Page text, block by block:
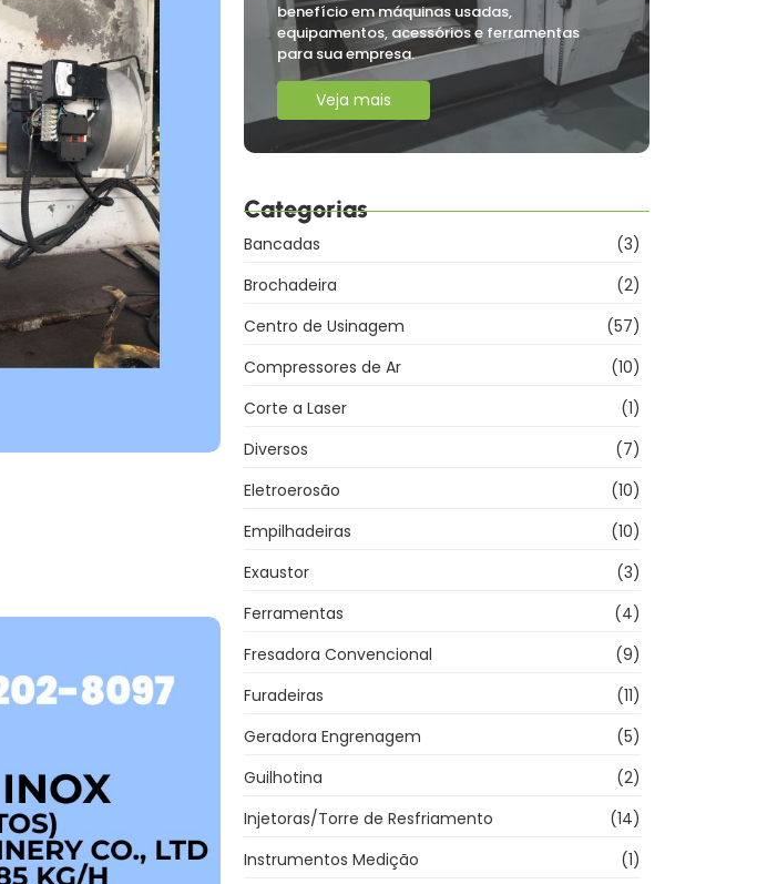
benefício em máquinas usadas,
equipamentos, acessórios e ferramentas
para sua empresa.
Veja mais
Categorias
Bancadas
(3)
Brochadeira
(2)
Centro de Usinagem
(57)
Compressores de Ar
(10)
Corte a Laser
(1)
Diversos
(7)
Eletroerosão
(10)
Empilhadeiras
(10)
Exaustor
(3)
Ferramentas
(4)
Fresadora Convencional
(9)
Furadeiras
(11)
Geradora Engrenagem
(5)
Guilhotina
(2)
Injetoras/Torre de Resfriamento
(14)
Instrumentos Medição
(1)